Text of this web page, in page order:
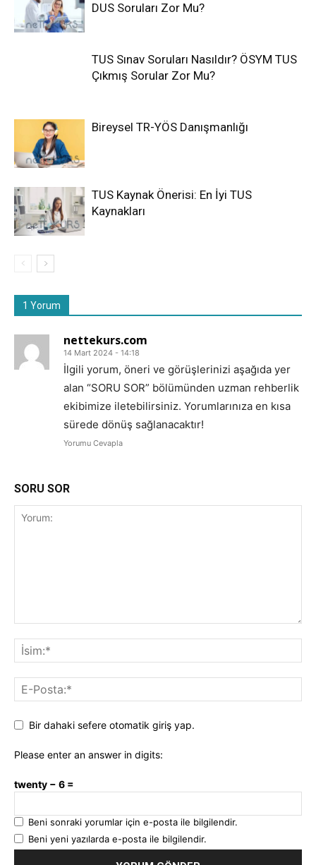
DUS Soruları Zor Mu?
TUS Sınav Soruları Nasıldır? ÖSYM TUS
Çıkmış Sorular Zor Mu?
Bireysel TR-YÖS Danışmanlığı
TUS Kaynak Önerisi: En İyi TUS
Kaynakları
1 Yorum
nettekurs.com
14 Mart 2024 - 14:18
İlgili yorum, öneri ve görüşlerinizi aşağıda yer
alan “SORU SOR” bölümünden uzman rehberlik
ekibimize iletebilirsiniz. Yorumlarınıza en kısa
sürede dönüş sağlanacaktır!
Yorumu Cevapla
SORU SOR
Bir dahaki sefere otomatik giriş yap.
Please enter an answer in digits:
twenty − 6 =
Beni sonraki yorumlar için e-posta ile bilgilendir.
Beni yeni yazılarda e-posta ile bilgilendir.